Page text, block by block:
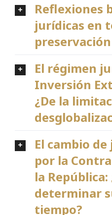
Reflexiones
jurídicas en
El régimen
Inversión
¿De la
El cambio
por la
la República:
determinar
tiempo?